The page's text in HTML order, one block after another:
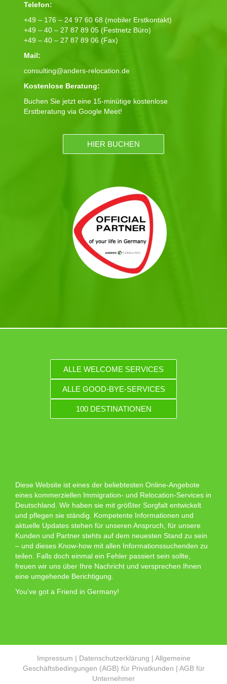
Telefon:
+49 – 176 – 24 97 60 68 (mobiler Erstkontakt)
+49 – 40 – 27 87 89 05 (Festnetz Büro)
+49 – 40 – 27 87 89 06 (Fax)
Mail:
consulting@anders-relocation.de
Kostenlose Beratung:
Buchen Sie jetzt eine 15-minütige kostenlose
Erstberatung via Google Meet!
HIER BUCHEN
ALLE WELCOME SERVICES
ALLE GOOD-BYE-SERVICES
100 DESTINATIONEN
Diese Website ist eines der beliebtesten Online-Angebote
eines kommerziellen Immigration- und Relocation-Services in
Deutschland. Wir haben sie mit größter Sorgfalt entwickelt
und pflegen sie ständig. Kompetente Informationen und
aktuelle Updates stehen für unseren Anspruch, für unsere
Kunden und Partner stehts auf dem neuesten Stand zu sein
– und dieses Know-how mit allen Informationssuchenden zu
teilen. Falls doch einmal ein Fehler passiert sein sollte,
freuen wir uns über Ihre Nachricht und versprechen Ihnen
eine umgehende Berichtigung.
You’ve got a Friend in Germany!
Impressum | Datenschutzerklärung | Allgemeine
Geschäftsbedingungen (AGB) für Privatkunden | AGB für
Unternehmer